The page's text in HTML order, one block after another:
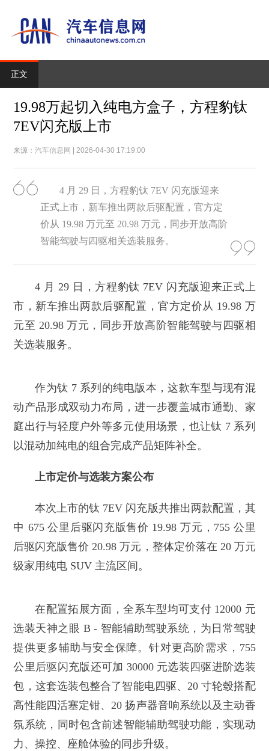
正文
19.98万起切入纯电方盒子，方程豹钛
7EV闪充版上市
来源：汽车信息网 | 2026-04-30 17:19:00
4 月 29 日，方程豹钛 7EV 闪充版迎来
正式上市，新车推出两款后驱配置，官方定
价从 19.98 万元至 20.98 万元，同步开放高阶
智能驾驶与四驱相关选装服务。
4 月 29 日，方程豹钛 7EV 闪充版迎来正式上
市，新车推出两款后驱配置，官方定价从 19.98 万
元至 20.98 万元，同步开放高阶智能驾驶与四驱相
关选装服务。
作为钛 7 系列的纯电版本，这款车型与现有混
动产品形成双动力布局，进一步覆盖城市通勤、家
庭出行与轻度户外等多元使用场景，也让钛 7 系列
以混动加纯电的组合完成产品矩阵补全。
上市定价与选装方案公布
本次上市的钛 7EV 闪充版共推出两款配置，其
中 675 公里后驱闪充版售价 19.98 万元，755 公里
后驱闪充版售价 20.98 万元，整体定价落在 20 万元
级家用纯电 SUV 主流区间。
在配置拓展方面，全系车型均可支付 12000 元
选装天神之眼 B - 智能辅助驾驶系统，为日常驾驶
提供更多辅助与安全保障。针对更高阶需求，755
公里后驱闪充版还可加 30000 元选装四驱进阶选装
包，这套选装包整合了智能电四驱、20 寸轮毂搭配
高性能四活塞定钳、20 扬声器音响系统以及主动香
氛系统，同时包含前述智能辅助驾驶功能，实现动
力、操控、座舱体验的同步升级。